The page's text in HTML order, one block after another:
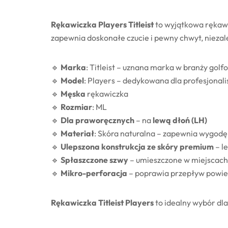
Rękawiczka Players Titleistto wyjątkowa
zapewnia doskonałe czucie i pewny chwyt,
🔹 Marka: Titleist – uznana marka w branży
🔹 Model: Players – dedykowana dla
🔹 Męska rękawiczka
🔹 Rozmiar: ML
🔹 Dla praworęcznych – na lewą dłoń (LH)
🔹 Materiał: Skóra naturalna – zapewnia
🔹 Ulepszona konstrukcja ze skóry premium –
🔹 Spłaszczone szwy – umieszczone w
🔹 Mikro-perforacja – poprawia przepływ
Rękawiczka Titleist Playersto idealny wybór